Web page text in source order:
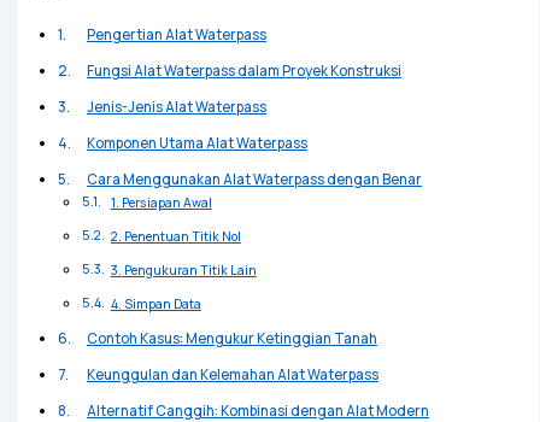
Pengertian Alat Waterpass
Fungsi Alat Waterpass dalam Proyek Konstruksi
Jenis-Jenis Alat Waterpass
Komponen Utama Alat Waterpass
Cara Menggunakan Alat Waterpass dengan Benar
1. Persiapan Awal
2. Penentuan Titik Nol
3. Pengukuran Titik Lain
4. Simpan Data
Contoh Kasus: Mengukur Ketinggian Tanah
Keunggulan dan Kelemahan Alat Waterpass
Alternatif Canggih: Kombinasi dengan Alat Modern